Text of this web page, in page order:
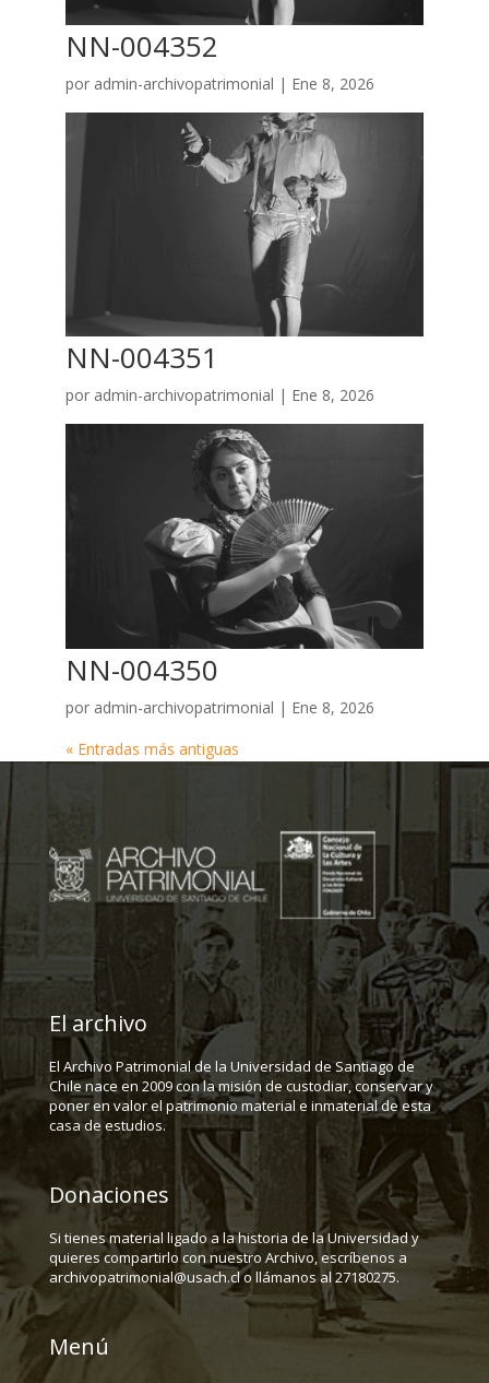
NN-004352
por admin-archivopatrimonial | Ene 8, 2026
NN-004351
por admin-archivopatrimonial | Ene 8, 2026
NN-004350
por admin-archivopatrimonial | Ene 8, 2026
« Entradas más antiguas
El archivo
El Archivo Patrimonial de la Universidad de Santiago de
Chile nace en 2009 con la misión de custodiar, conservar y
poner en valor el patrimonio material e inmaterial de esta
casa de estudios.
Donaciones
Si tienes material ligado a la historia de la Universidad y
quieres compartirlo con nuestro Archivo, escríbenos a
archivopatrimonial@usach.cl o llámanos al 27180275.
Menú